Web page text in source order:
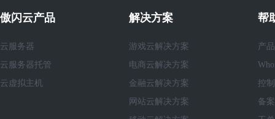
傲闪云产品
云服务器
云服务器托管
云虚拟主机
解决方案
游戏云解决方案
电商云解决方案
金融云解决方案
网站云解决方案
帮
产
控
备